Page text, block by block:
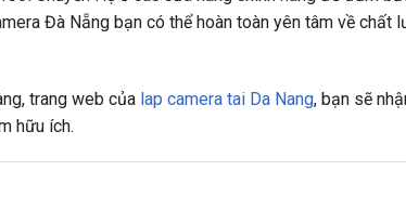
Đà Nẵng bạn có thể hoàn toàn yên tâm về chất
trang web của lap camera tai Da Nang, bạn sẽ
hữu ích.